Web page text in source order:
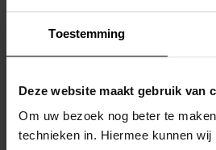
Toestemming
Deze website maakt gebruik van
Om uw bezoek nog beter te
technieken in. Hiermee kunnen
bouwkundig
opslag, opslag propaan en stalling
(vracht)auto's/compressoren e.d.,
Oprichten en in werking
akkerbouwbedrijf en